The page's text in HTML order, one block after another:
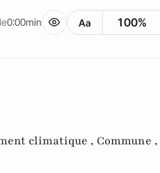
0:00min Aa 100%
climatique , Commune ,